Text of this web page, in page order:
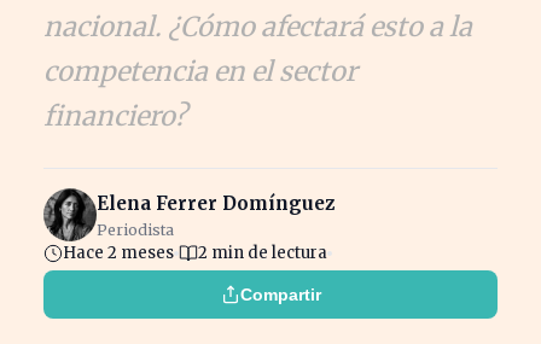
nacional. ¿Cómo afectará esto a la
competencia en el sector
financiero?
Elena Ferrer Domínguez
Periodista
Hace 2 meses 2 min de lectura
Compartir